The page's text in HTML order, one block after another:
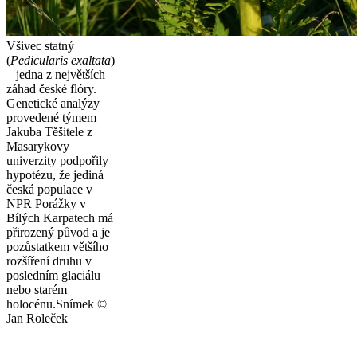
Všivec statný
(Pedicularis exaltata)
– jedna z největších
záhad české flóry.
Genetické analýzy
provedené týmem
Jakuba Těšitele z
Masarykovy
univerzity podpořily
hypotézu, že jediná
česká populace v
NPR Porážky v
Bílých Karpatech má
přirozený původ a je
pozůstatkem většího
rozšíření druhu v
posledním glaciálu
nebo starém
holocénu.Snímek ©
Jan Roleček